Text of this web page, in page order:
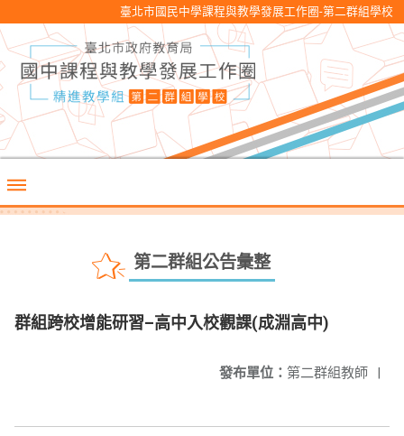
臺北市國民中學課程與教學發展工作圈-第二群組學校
第二群組公告彙整
群組跨校增能研習–高中入校觀課(成淵高中)
發布單位： 第二群組教師 |